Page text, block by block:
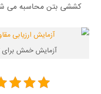
کششی بتن محاسبه می
آزمایش خمش